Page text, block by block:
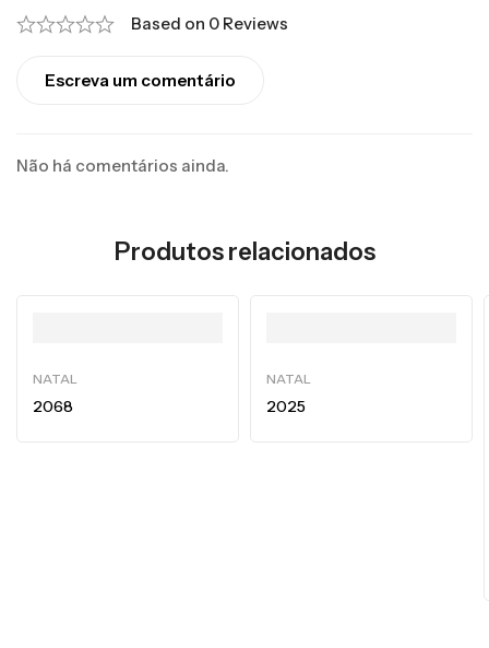
Based on 0 Reviews
Escreva um comentário
Não há comentários ainda.
Produtos relacionados
NATAL
2068
NATAL
2025